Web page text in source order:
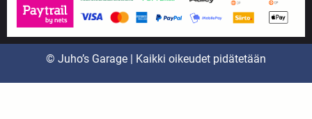
© Juho’s Garage | Kaikki oikeudet pidätetään